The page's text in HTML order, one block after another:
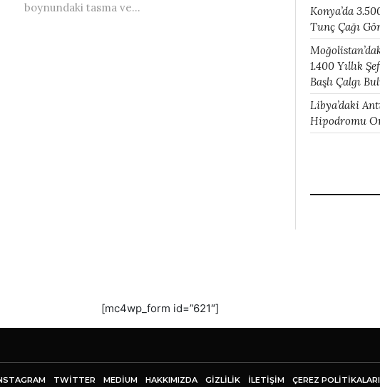
boynundaki tasma ve...
Konya’da
Tunç Çağı
1.400 Yıllık
Başlı Çalgı
Libya’daki
Hipodromu
[mc4wp_form id=”621″]
TWITTER MEDIUM HAKKIMIZDA GİZLİLİK İLETIŞIM ÇEREZ POLITIKALARI